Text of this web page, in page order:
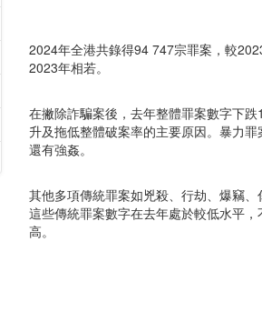
2024年全港共錄得94 747宗罪案，較
2023年相若。
在撇除詐騙案後，去年整體罪案數字下
升及拖低整體破案率的主要原因。暴力
還有強姦。
其他多項傳統罪案如兇殺、行劫、爆竊
這些傳統罪案數字在去年處於較低水平
高。